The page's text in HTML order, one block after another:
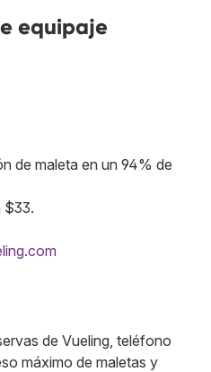
equipaje
de maleta en un 94% de
$33.
de Vueling, teléfono
máximo de maletas y